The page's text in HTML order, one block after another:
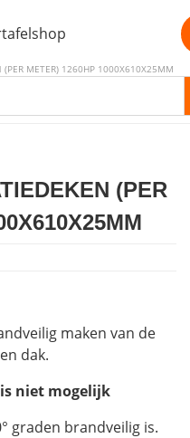
(PER METER) 1260HP 1000X610X25MM
(PER
maken van de
dak.
niet mogelijk
graden brandveilig is.